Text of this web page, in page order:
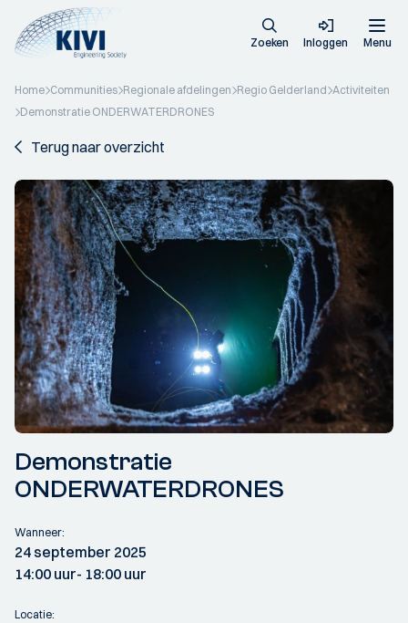
Zoeken Inloggen Menu
Home Communities Regionale afdelingen Regio Gelderland Activiteiten
Demonstratie ONDERWATERDRONES
Terug naar overzicht
Demonstratie
ONDERWATERDRONES
Wanneer:
24 september 2025
14:00 uur- 18:00 uur
Locatie: